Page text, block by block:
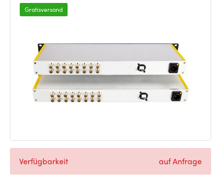
Gratisversand
Verfügbarkeit auf Anfrage